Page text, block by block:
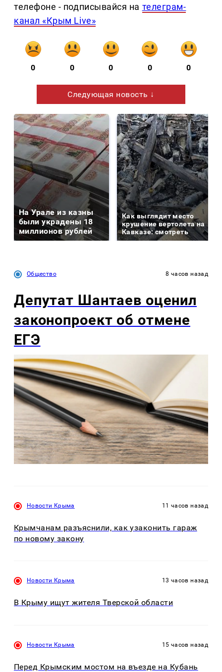
телефоне - подписывайся на телеграм-
канал «Крым Live»
0 0 0 0 0
Следующая новость ↓
На Урале из казны
были украдены 18
миллионов рублей
Как выглядит место
крушение вертолета на
Кавказе: смотреть
Общество 8 часов назад
Депутат Шантаев оценил
законопроект об отмене
ЕГЭ
Новости Крыма 11 часов назад
Крымчанам разъяснили, как узаконить гараж
по новому закону
Новости Крыма 13 часов назад
В Крыму ищут жителя Тверской области
Новости Крыма 15 часов назад
Перед Крымским мостом на въезде на Кубань